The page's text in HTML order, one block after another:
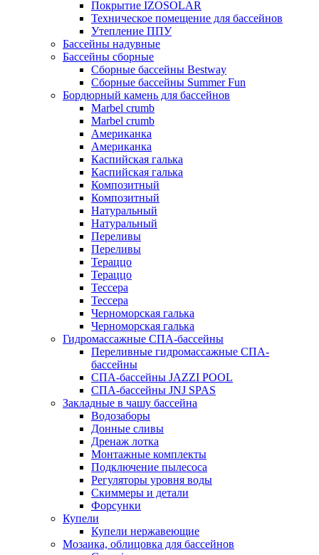
Покрытие IZOSOLAR
Техническое помещение для бассейнов
Утепление ППУ
Бассейны надувные
Бассейны сборные
Сборные бассейны Bestway
Сборные бассейны Summer Fun
Бордюрный камень для бассейнов
Marbel crumb
Marbel crumb
Американка
Американка
Каспийская галька
Каспийская галька
Композитный
Композитный
Натуральный
Натуральный
Переливы
Переливы
Тераццо
Тераццо
Тессера
Тессера
Черноморская галька
Черноморская галька
Гидромассажные СПА-бассейны
Переливные гидромассажные СПА-
бассейны
СПА-бассейны JAZZI POOL
СПА-бассейны JNJ SPAS
Закладные в чашу бассейна
Водозаборы
Донные сливы
Дренаж лотка
Монтажные комплекты
Подключение пылесоса
Регуляторы уровня воды
Скиммеры и детали
Форсунки
Купели
Купели нержавеющие
Мозаика, облицовка для бассейнов